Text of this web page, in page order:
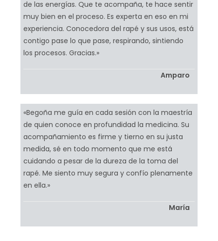
de las energías. Que te acompaña, te hace sentir
muy bien en el proceso. Es experta en eso en mi
experiencia. Conocedora del rapé y sus usos, está
contigo pase lo que pase, respirando, sintiendo
los procesos. Gracias.»
Amparo
«Begoña me guía en cada sesión con la maestría
de quien conoce en profundidad la medicina. Su
acompañamiento es firme y tierno en su justa
medida, sé en todo momento que me está
cuidando a pesar de la dureza de la toma del
rapé. Me siento muy segura y confío plenamente
en ella.»
María